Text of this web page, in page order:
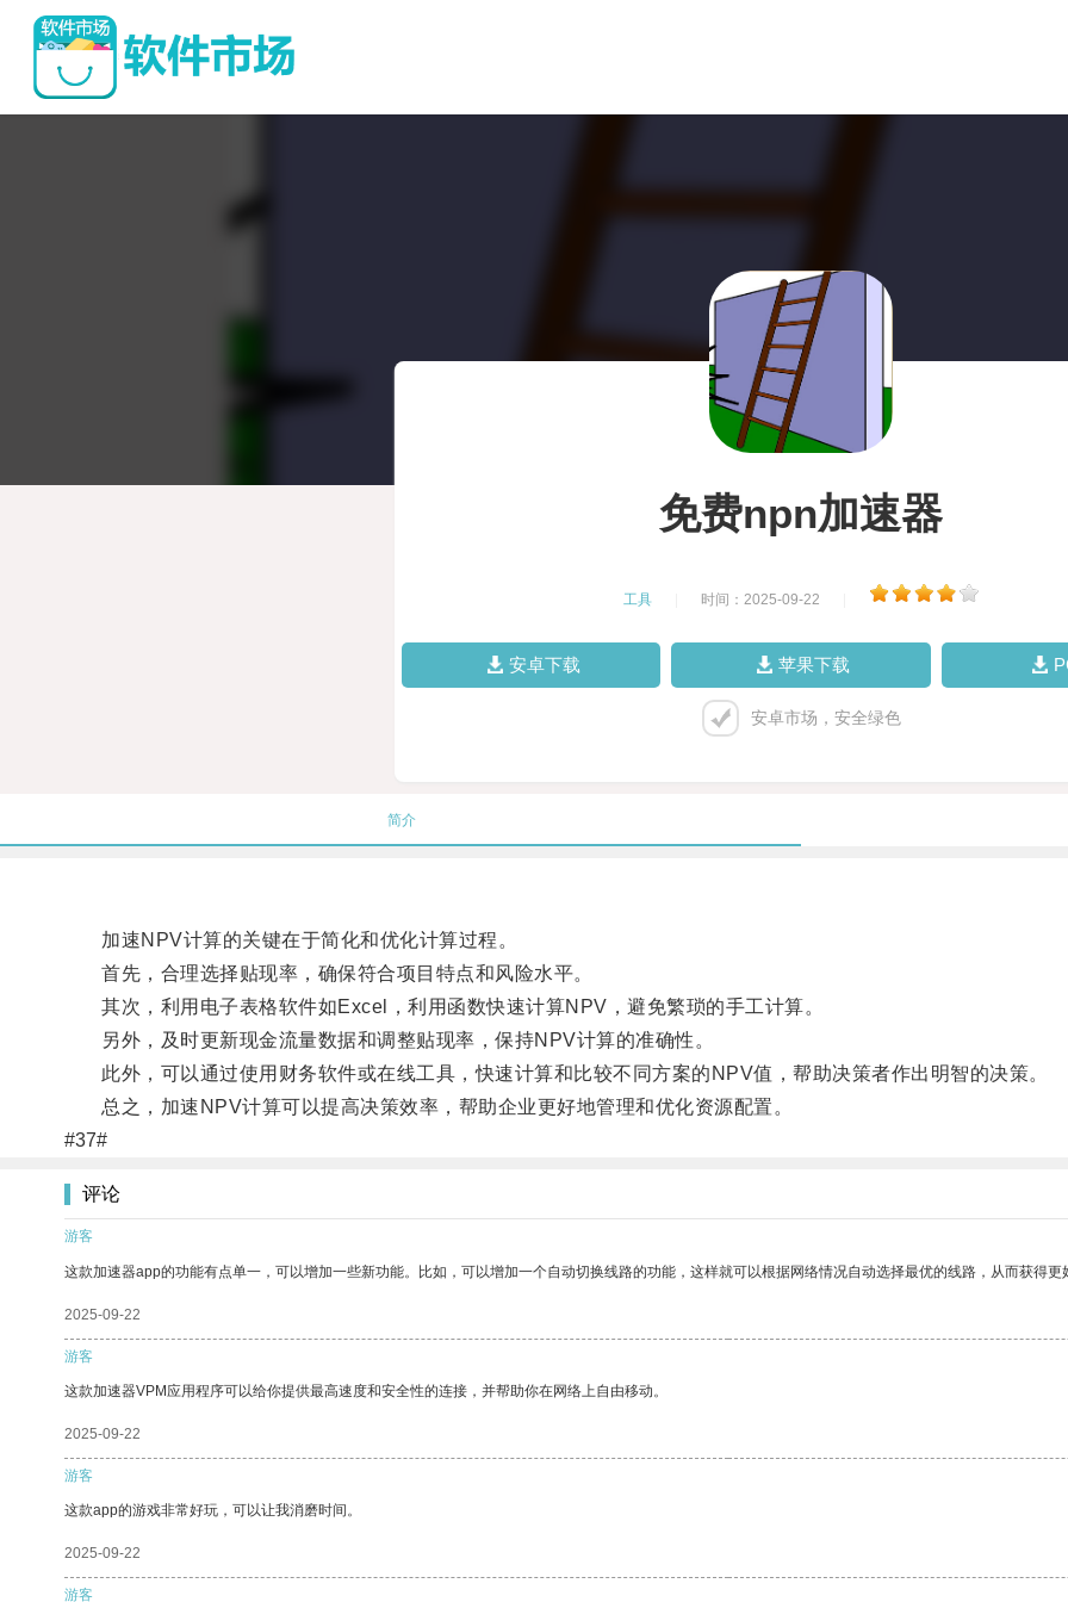
免费npn加速器
工具 时间：2025-09-22
安卓下载 苹果下载
安卓市场，安全绿色
简介
加速NPV计算的关键在于简化和优化计算过程。
首先，合理选择贴现率，确保符合项目特点和风险水平。
其次，利用电子表格软件如Excel，利用函数快速计算NPV，避免繁琐的手工计算。
另外，及时更新现金流量数据和调整贴现率，保持NPV计算的准确性。
此外，可以通过使用财务软件或在线工具，快速计算和比较不同方案的NPV值，帮助决策者作出明智的决策。
总之，加速NPV计算可以提高决策效率，帮助企业更好地管理和优化资源配置。
#37#
评论
游客
这款加速器app的功能有点单一，可以增加一些新功能。比如，可以增加一个自动切换线路的功能，这样就可以根据网络情况自动选择最优的线路，从而获得更
2025-09-22
游客
这款加速器VPM应用程序可以给你提供最高速度和安全性的连接，并帮助你在网络上自由移动。
2025-09-22
游客
这款app的游戏非常好玩，可以让我消磨时间。
2025-09-22
游客